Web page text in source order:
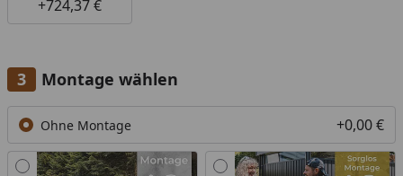
+724,37 €
Montage wählen
Ohne Montage +0,00 €